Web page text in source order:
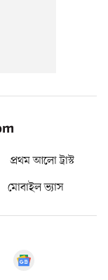
প্রথম আলো ট্রাস্ট
মোবাইল ভ্যাস